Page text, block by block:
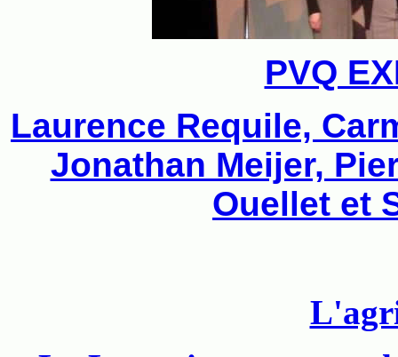
PVQ
Laurence Requile,
Jonathan Meijer,
Ouellet et